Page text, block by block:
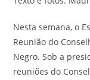
Nesta semana, o
Reunião do
Negro. Sob a
reuniões do